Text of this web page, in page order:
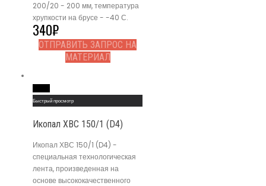
200/20 - 200 мм, температура
хрупкости на брусе - -40 С.
340₽
ОТПРАВИТЬ ЗАПРОС НА
МАТЕРИАЛ
Быстрый просмотр
Икопал ХВС 150/1 (D4)
Икопал ХВС 150/1 (D4) -
специальная технологическая
лента, произведенная на
основе высококачественного